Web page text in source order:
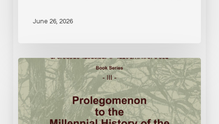
June 26, 2026